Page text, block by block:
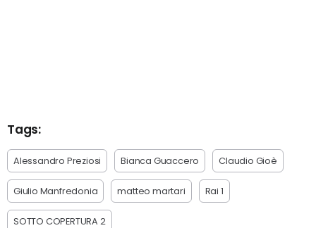
Tags:
Alessandro Preziosi Bianca Guaccero Claudio Gioè
Giulio Manfredonia matteo martari Rai 1
SOTTO COPERTURA 2